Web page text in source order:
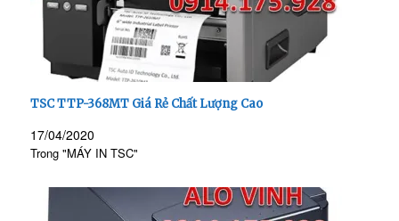
TSC TTP-368MT Giá Rẻ Chất Lượng Cao
17/04/2020
Trong "MÁY IN TSC"